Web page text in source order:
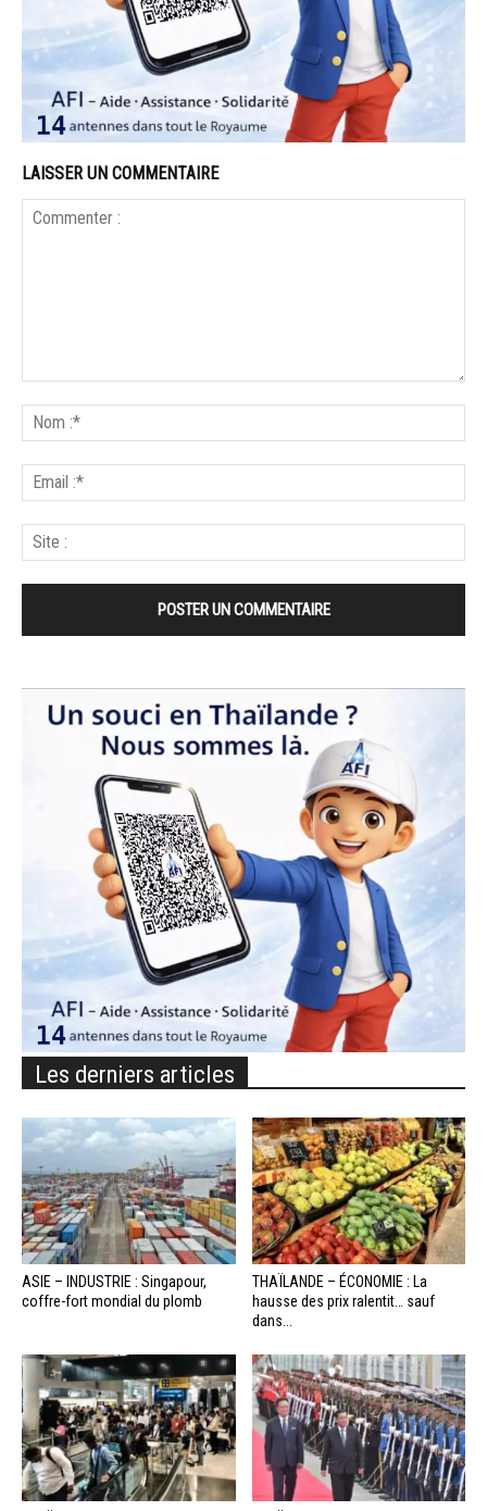
LAISSER UN COMMENTAIRE
Les derniers articles
ASIE – INDUSTRIE : Singapour,
coffre-fort mondial du plomb
THAÏLANDE – ÉCONOMIE : La
hausse des prix ralentit… sauf
dans...